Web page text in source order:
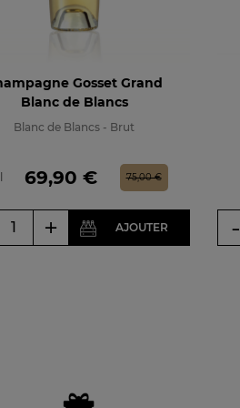
Gosset Grand
Blanc de Blancs
Blanc de Blancs - Brut
Prix
69,90 €Prix de base
75,00 €
+ AJOUTER -